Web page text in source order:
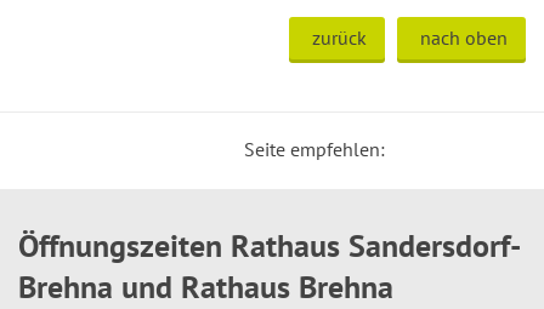
zurück nach oben
Seite empfehlen:
Öffnungszeiten Rathaus Sandersdorf-
Brehna und Rathaus Brehna